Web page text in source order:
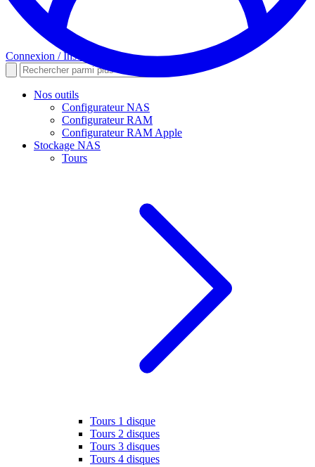
Connexion / Inscription
Nos outils
Configurateur NAS
Configurateur RAM
Configurateur RAM Apple
Stockage NAS
Tours
Tours 1 disque
Tours 2 disques
Tours 3 disques
Tours 4 disques